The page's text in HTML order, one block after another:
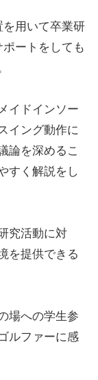
用いて卒業研
ートをしても
イドインソー
イング動作に
論を深めるこ
すく解説をし
究活動に対
を提供できる
場への学生参
ルファーに感